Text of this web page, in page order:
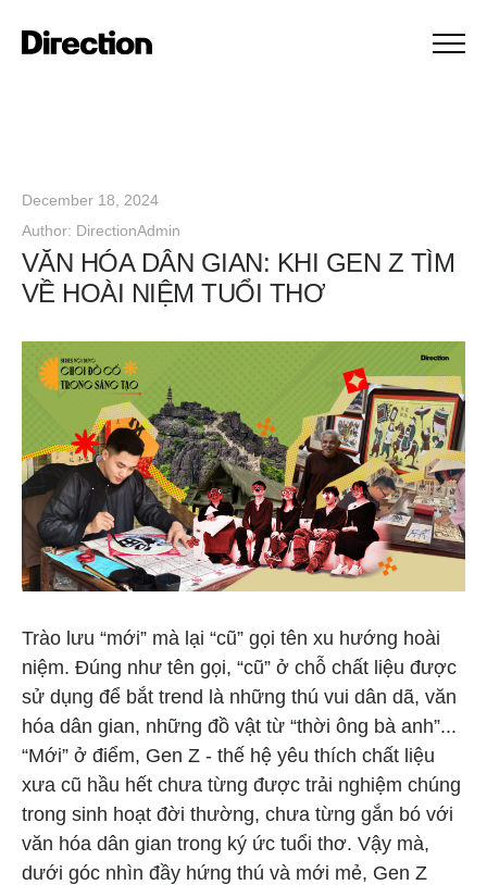
December 18, 2024
Author: DirectionAdmin
VĂN HÓA DÂN GIAN: KHI GEN Z TÌM
VỀ HOÀI NIỆM TUỔI THƠ
Trào lưu “mới” mà lại “cũ” gọi tên xu hướng hoài
niệm. Đúng như tên gọi, “cũ” ở chỗ chất liệu được
sử dụng để bắt trend là những thú vui dân dã, văn
hóa dân gian, những đồ vật từ “thời ông bà anh”...
“Mới” ở điểm, Gen Z - thế hệ yêu thích chất liệu
xưa cũ hầu hết chưa từng được trải nghiệm chúng
trong sinh hoạt đời thường, chưa từng gắn bó với
văn hóa dân gian trong ký ức tuổi thơ. Vậy mà,
dưới góc nhìn đầy hứng thú và mới mẻ, Gen Z